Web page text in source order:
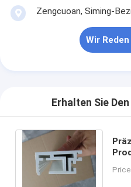
Zengcuoan, Siming-
Wir
Erhalten Sie